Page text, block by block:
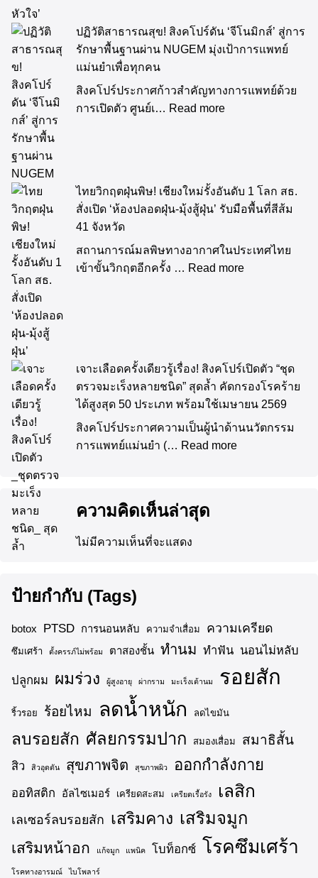
ปฏิวัติสาธารณสุข! สิงคโปร์ดัน ‘จีโนมิกส์’ สู่การ
รักษาพื้นฐานผ่าน NUGEM มุ่งเป้าการแพทย์
แม่นยำเพื่อทุกคน
สิงคโปร์ประกาศก้าวสำคัญทางการแพทย์ด้วย
การเปิดตัว ศูนย์เ… Read more
ไทยวิกฤตฝุ่นพิษ! เชียงใหม่รั้งอันดับ 1 โลก สธ.
สั่งเปิด ‘ห้องปลอดฝุ่น-มุ้งสู้ฝุ่น’ รับมือพื้นที่สีส้ม
41 จังหวัด
สถานการณ์มลพิษทางอากาศในประเทศไทย
เข้าขั้นวิกฤตอีกครั้ง … Read more
เจาะเลือดครั้งเดียวรู้เรื่อง! สิงคโปร์เปิดตัว “ชุด
ตรวจมะเร็งหลายชนิด” สุดล้ำ คัดกรองโรคร้าย
ได้สูงสุด 50 ประเภท พร้อมใช้เมษายน 2569
สิงคโปร์ประกาศความเป็นผู้นำด้านนวัตกรรม
การแพทย์แม่นยำ (… Read more
ความคิดเห็นล่าสุด
ไม่มีความเห็นที่จะแสดง
ป้ายกำกับ (Tags)
botox PTSD การนอนหลับ ความจำเสื่อม ความเครียด
ซึมเศร้า ตั้งครรภ์ไม่พร้อม ตาสองชั้น ทำนม ทำฟัน นอนไม่หลับ
ปลูกผม ผมร่วง ผู้สูงอายุ ผ่ากราม มะเร็งเต้านม รอยสัก
ริ้วรอย ร้อยไหม ลดน้ำหนัก ลดไขมัน
ลบรอยสัก ศัลยกรรมปาก สมองเสื่อม สมาธิสั้น
สิว สิวอุดตัน สุขภาพจิต สุขภาพผิว ออกกำลังกาย
ออทิสติก อัลไซเมอร์ เครียดสะสม เครียดเรื้อรัง เลสิก
เลเซอร์ลบรอยสัก เสริมคาง เสริมจมูก
เสริมหน้าอก แก้จมูก แพนิค โบท็อกซ์ โรคซึมเศร้า
โรคทางอารมณ์ ไบโพลาร์